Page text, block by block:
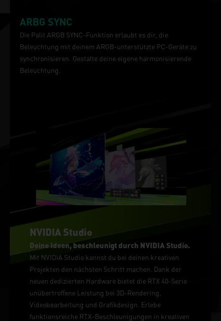
ARBG SYNC
Die Palit ARGB SYNC-Funktion erlaubt es dir, die
Beleuchtung mit deinem ARGB-unterstützte PC-Geräte zu
synchronisieren. Gestalte deine eigene harmonisierende
Beleuchtung.
NVIDIA Studio
Deine Ideen, beschleunigt durch NVIDIA Studio.
Mit NVIDIA Studio kannst du bei deinen kreativen
Projekten den nächsten Schritt machen. Dank der
neuen dedizierten Hardware bietet die RTX 40-Serie
unübertroffene Leistung bei 3D-Rendering,
Videobearbeitung und Grafikdesign. Erlebe
funktionsreiche RTX-Beschleunigungen in kreativen